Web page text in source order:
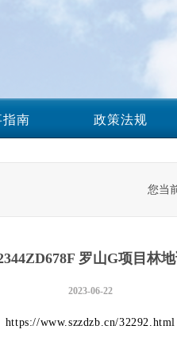
指南 政策法规
您当
罗山G项目林
2023-06-22
https://www.szzdzb.cn/32292.html